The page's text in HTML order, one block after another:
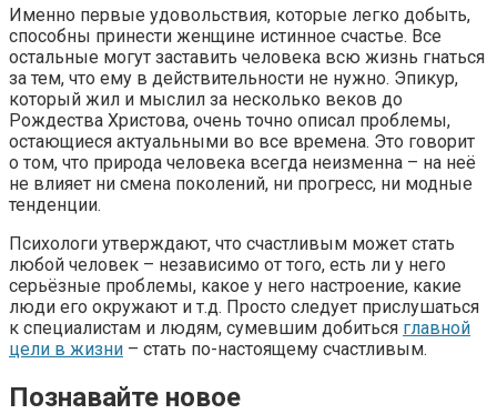
Именно первые удовольствия, которые легко добыть,
способны принести женщине истинное счастье. Все
остальные могут заставить человека всю жизнь гнаться
за тем, что ему в действительности не нужно. Эпикур,
который жил и мыслил за несколько веков до
Рождества Христова, очень точно описал проблемы,
остающиеся актуальными во все времена. Это говорит
о том, что природа человека всегда неизменна – на неё
не влияет ни смена поколений, ни прогресс, ни модные
тенденции.
Психологи утверждают, что счастливым может стать
любой человек – независимо от того, есть ли у него
серьёзные проблемы, какое у него настроение, какие
люди его окружают и т.д. Просто следует прислушаться
к специалистам и людям, сумевшим добиться главной
цели в жизни – стать по-настоящему счастливым.
Познавайте новое